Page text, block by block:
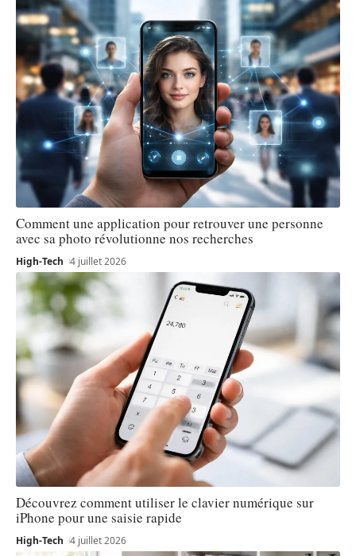
Comment une application pour retrouver une personne
avec sa photo révolutionne nos recherches
High-Tech 4 juillet 2026
Découvrez comment utiliser le clavier numérique sur
iPhone pour une saisie rapide
High-Tech 4 juillet 2026